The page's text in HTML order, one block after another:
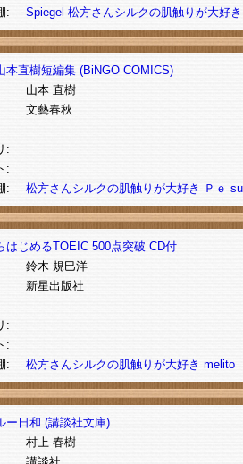
:
Spiegel 松方さんシルクの肌触りが大好き
直樹短編集 (BiNGO COMICS)
山本 直樹
文藝春秋
:
:
:
松方さんシルクの肌触りが大好き Ｐｅ
はじめるTOEIC 500点突破 CD付
鈴木 規巳洋
新星出版社
:
:
:
松方さんシルクの肌触りが大好き melito
ー日和 (講談社文庫)
村上 春樹